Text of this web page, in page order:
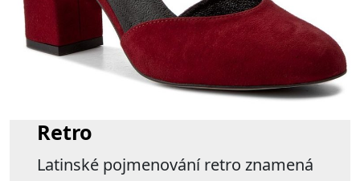
Retro
Latinské pojmenování retro znamená